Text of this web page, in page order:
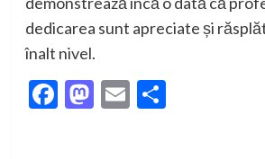
dedicarea sunt apreciate și
înalt nivel.
Facebook
Mastodon
Email